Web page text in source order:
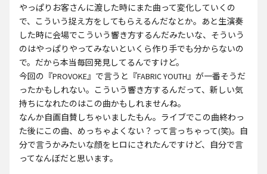
やっぱりお客さんに渡した時にまた曲って変化していくの
で、こういう捉え方をしてもらえるんだなとか。あと生演奏
した時に会場でこういう響き方するんだみたいな、そういう
のはやっぱりやってみないといくら作り手でも分からないの
で。だから本当毎回発見してるんですけど。
今回の『PROVOKE』で言うと『FABRIC YOUTH』が一番そうだ
ったかもしれない。こういう響き方するんだって、新しい気
持ちになれたのはこの曲かもしれませんね。
なんか自画自賛しちゃいましたもん。ライブでこの曲終わっ
た後にこの曲、めっちゃよくない？って言っちゃって(笑)。自
分で言うかみたいな顔をヒロにされたんですけど、自分で言
ってなんぼだと思います。